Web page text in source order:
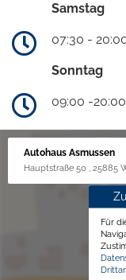
Samstag
07:30 -
Sonntag
09:00 -
Autohaus Asmussen
Hauptstraße 50 , 25885
Für